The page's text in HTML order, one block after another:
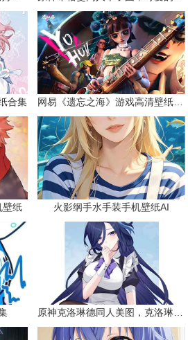
合集 网易《遗忘之海》游戏高清壁纸精选
壁纸 火影纲手水手装手机壁纸AI